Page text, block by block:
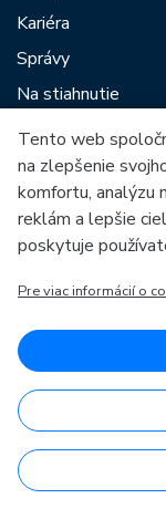
Kariéra
Správy
Na stiahnutie
Medzi našich
Tento web
na zlepšenie
komfortu, analýzu
reklám a lepšie
poskytuje
Pre viac informácií o